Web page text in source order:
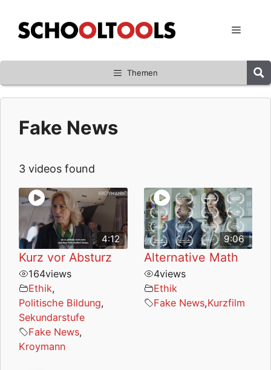
Inhalt
springen
Menü
Themen
Fake News
3 videos found
4:12
Kurz vor Absturz
164views
Ethik,
Politische Bildung,
Sekundarstufe
Fake News,
Kroymann
9:06
Alternative Math
4views
Ethik
Fake News,Kurzfilm